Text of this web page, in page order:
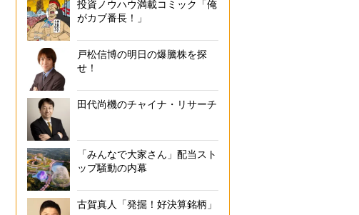
投資ノウハウ満載コミック「俺
がカブ番長！」
戸松信博の明日の爆騰株を探
せ！
田代尚機のチャイナ・リサーチ
「みんなで大家さん」配当スト
ップ騒動の内幕
古賀真人「発掘！好決算銘柄」